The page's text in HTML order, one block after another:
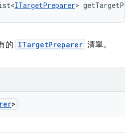
ITargetPreparer>
的 ITargetPreparer 清單。
>